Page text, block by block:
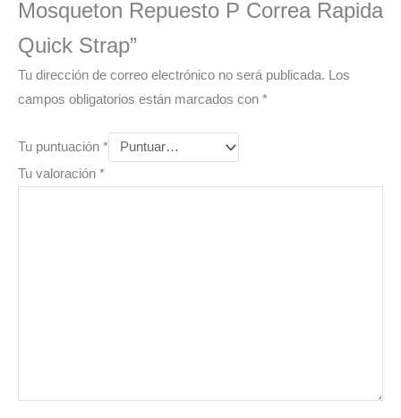
Mosqueton Repuesto P Correa Rapida
Quick Strap”
Tu dirección de correo electrónico no será publicada.
Los
campos obligatorios están marcados con *
Tu puntuación *
Tu valoración *